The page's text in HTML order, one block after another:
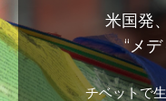
米国発
“メデ
チベットで